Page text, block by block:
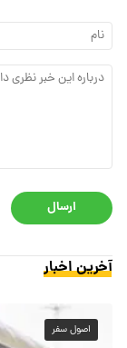
ارسال
آخرین اخبار
اصول سفر